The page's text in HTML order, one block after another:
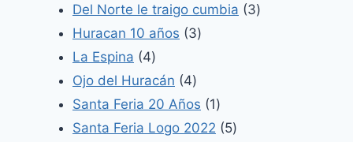
productos
Del Norte le traigo cumbia 33
Huracan 10 años 33
La Espina 44
productos
Ojo del Huracán 44
productos
Santa Feria 20 Años 11
producto
Santa Feria Logo 2022 55